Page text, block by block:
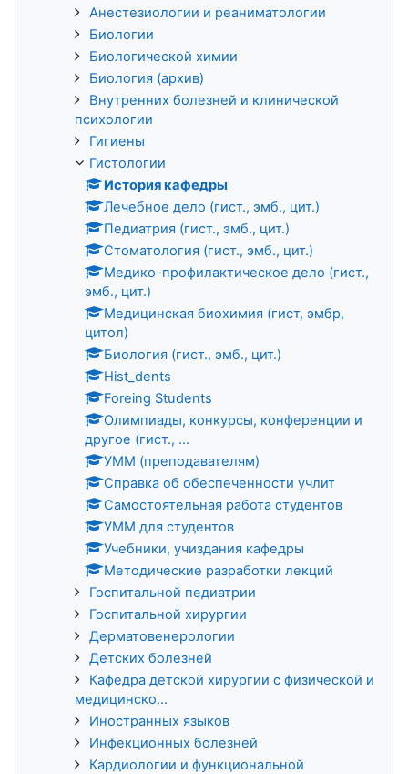
Анестезиологии и реаниматологии
Биологии
Биологической химии
Биология (архив)
Внутренних болезней и клинической
психологии
Гигиены
Гистологии
История кафедры
Лечебное дело (гист., эмб., цит.)
Педиатрия (гист., эмб., цит.)
Стоматология (гист., эмб., цит.)
Медико-профилактическое дело (гист.,
эмб., цит.)
Медицинская биохимия (гист, эмбр,
цитол)
Биология (гист., эмб., цит.)
Hist_dents
Foreing Students
Олимпиады, конкурсы, конференции и
другое (гист., ...
УММ (преподавателям)
Справка об обеспеченности учлит
Самостоятельная работа студентов
УММ для студентов
Учебники, учиздания кафедры
Методические разработки лекций
Госпитальной педиатрии
Госпитальной хирургии
Дерматовенерологии
Детских болезней
Кафедра детской хирургии с физической и
медицинско...
Иностранных языков
Инфекционных болезней
Кардиологии и функциональной